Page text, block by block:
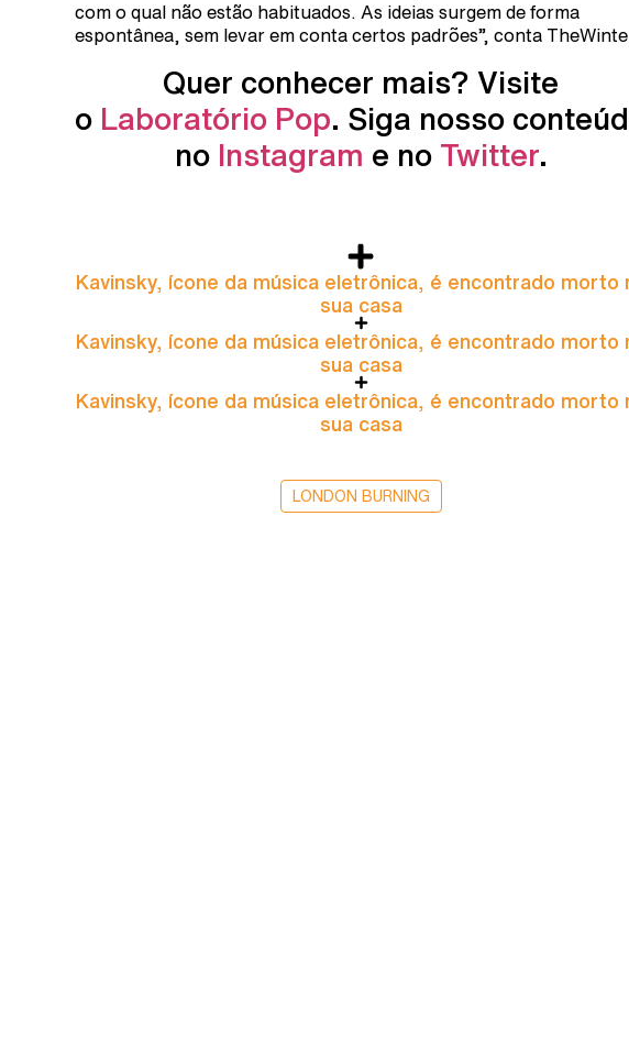
com o qual não estão habituados. As ideias surgem de forma
espontânea, sem levar em conta certos padrões”, conta
Quer conhecer mais? Visite
o Laboratório Pop. Siga nosso
no Instagram e no Twitter.
Kavinsky, ícone da música eletrônica, é encontrado morto
sua casa
Kavinsky, ícone da música eletrônica, é encontrado morto
sua casa
Kavinsky, ícone da música eletrônica, é encontrado morto
sua casa
LONDON BURNING